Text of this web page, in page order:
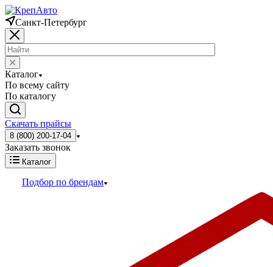
Санкт-Петербург
Каталог
По всему сайту
По каталогу
Скачать прайсы
8 (800) 200-17-04
Заказать звонок
Каталог
Подбор по брендам